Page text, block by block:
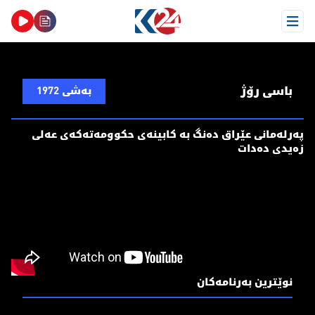
Open Menu
باسی رۆژ بەشی 1972
پەرلەمانی عێراق دەنگ بە کابینەی حکوومەتەکەی عەلی
زەیدی دەدات
نوێترین بەرنامەکان